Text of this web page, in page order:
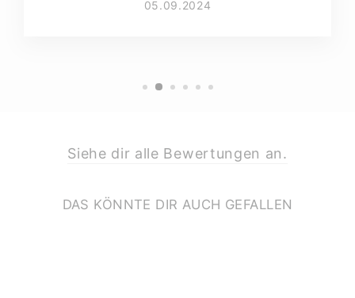
05.09.2024
Siehe dir alle Bewertungen an.
DAS KÖNNTE DIR AUCH GEFALLEN